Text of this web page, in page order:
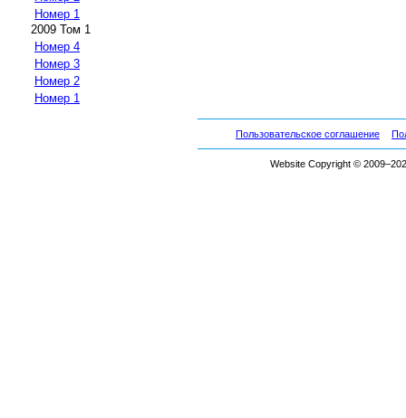
Номер 1
2009 Том 1
Номер 4
Номер 3
Номер 2
Номер 1
Пользовательское соглашение
Website Copyright ©